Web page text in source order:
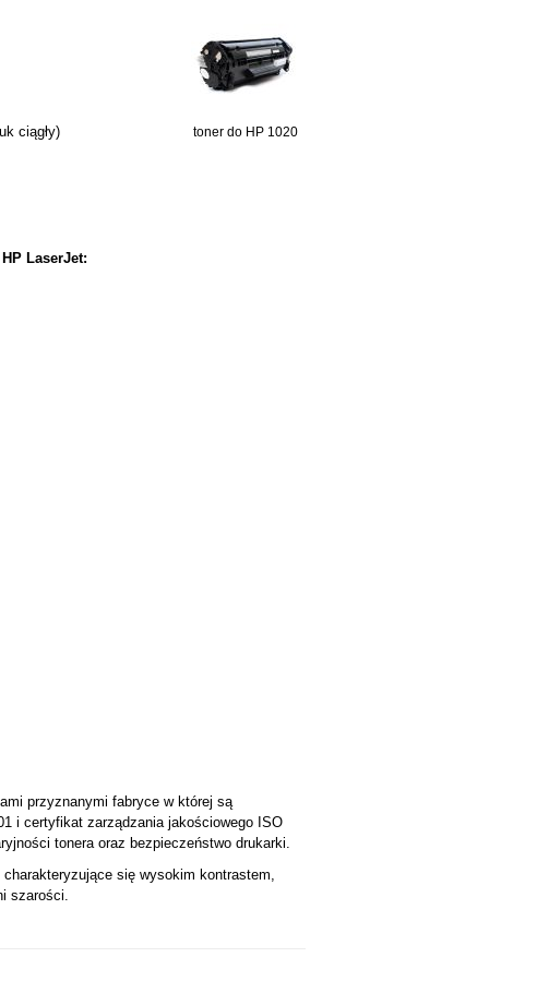
toner do HP 1020
ciągły)
LaserJet:
przyznanymi fabryce w której są
i certyfikat zarządzania jakościowego ISO
tonera oraz bezpieczeństwo drukarki.
się wysokim kontrastem,
szarości.